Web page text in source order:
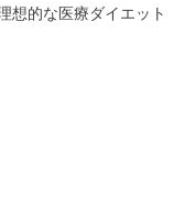
想的な医療ダイエット